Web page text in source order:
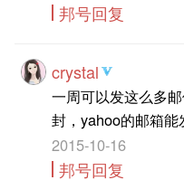
邦号回复
crystal
一周可以发这么多
封，yahoo的邮箱能
2015-10-16
邦号回复